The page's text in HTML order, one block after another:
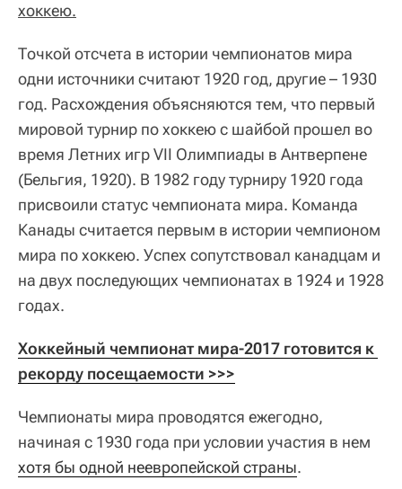
хоккею.
Точкой отсчета в истории чемпионатов мира
одни источники считают 1920 год, другие – 1930
год. Расхождения объясняются тем, что первый
мировой турнир по хоккею с шайбой прошел во
время Летних игр VII Олимпиады в Антверпене
(Бельгия, 1920). В 1982 году турниру 1920 года
присвоили статус чемпионата мира. Команда
Канады считается первым в истории чемпионом
мира по хоккею. Успех сопутствовал канадцам и
на двух последующих чемпионатах в 1924 и 1928
годах.
Хоккейный чемпионат мира-2017 готовится к
рекорду посещаемости >>>
Чемпионаты мира проводятся ежегодно,
начиная с 1930 года при условии участия в нем
хотя бы одной неевропейской страны.